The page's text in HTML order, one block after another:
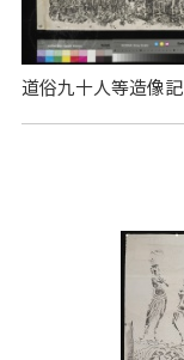
道俗九十人等造像記